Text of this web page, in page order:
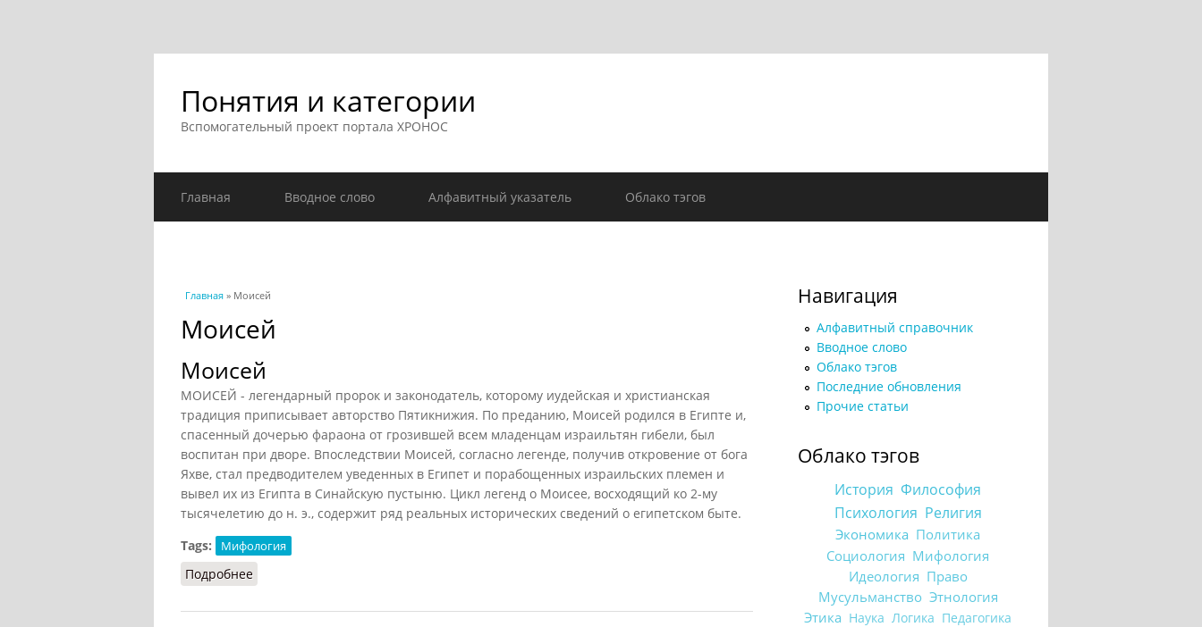
Понятия и категории
Вспомогательный проект портала ХРОНОС
Главная Вводное слово Алфавитный указатель Облако тэгов
Вы здесь
Главная » Моисей
Моисей
Моисей
МОИСЕЙ - легендарный пророк и законодатель, которому иудейская и христианская
традиция приписывает авторство Пятикнижия. По преданию, Моисей родился в Египте и,
спасенный дочерью фараона от грозившей всем младенцам израильтян гибели, был
воспитан при дворе. Впоследствии Моисей, согласно легенде, получив откровение от бога
Яхве, стал предводителем уведенных в Египет и порабощенных израильских племен и
вывел их из Египта в Синайскую пустыню. Цикл легенд о Моисее, восходящий ко 2-му
тысячелетию до н. э., содержит ряд реальных исторических сведений о египетском быте.
Tags:
Мифология
Подробнее
Навигация
Алфавитный справочник
Вводное слово
Облако тэгов
Последние обновления
Прочие статьи
Облако тэгов
История Философия
Психология Религия
Экономика Политика
Социология Мифология
Идеология Право
Мусульманство Этнология
Этика Наука Логика Педагогика